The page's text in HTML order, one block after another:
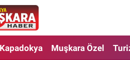
Kapadokya Muşkara Özel